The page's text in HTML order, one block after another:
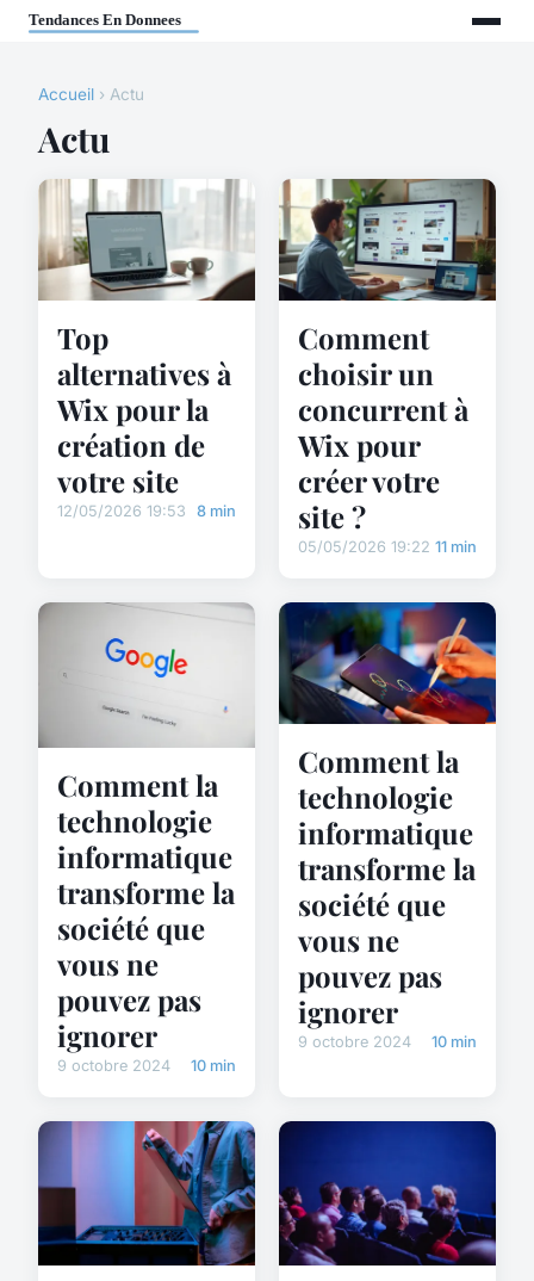
Accueil › Actu
Actu
Top
alternatives à
Wix pour la
création de
votre site
12/05/2026 19:53 8 min
Comment
choisir un
concurrent à
Wix pour
créer votre
site ?
05/05/2026 19:22 11 min
Comment la
technologie
informatique
transforme la
société que
vous ne
pouvez pas
ignorer
9 octobre 2024 10 min
Comment la
technologie
informatique
transforme la
société que
vous ne
pouvez pas
ignorer
9 octobre 2024 10 min